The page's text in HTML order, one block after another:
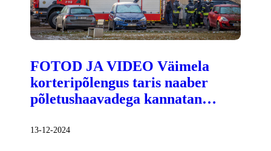
FOTOD JA VIDEO Väimela
korteripõlengus taris naaber
põletushaavadega kannatan…
13-12-2024